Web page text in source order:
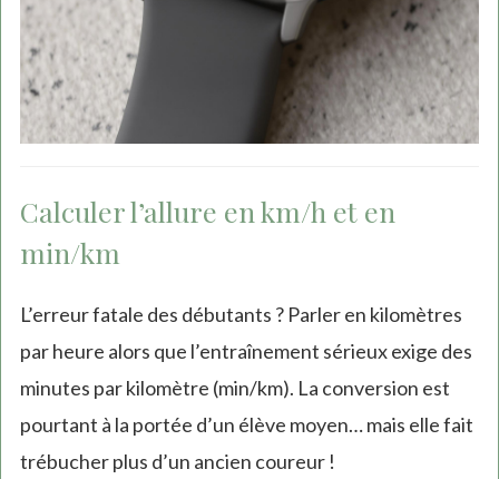
Calculer l’allure en km/h et en
min/km
L’erreur fatale des débutants ? Parler en kilomètres
par heure alors que l’entraînement sérieux exige des
minutes par kilomètre (min/km). La conversion est
pourtant à la portée d’un élève moyen… mais elle fait
trébucher plus d’un ancien coureur !